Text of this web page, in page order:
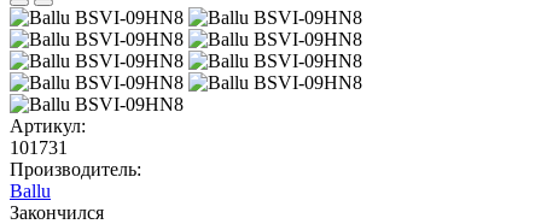
Артикул:
101731
Производитель:
Ballu
Закончился